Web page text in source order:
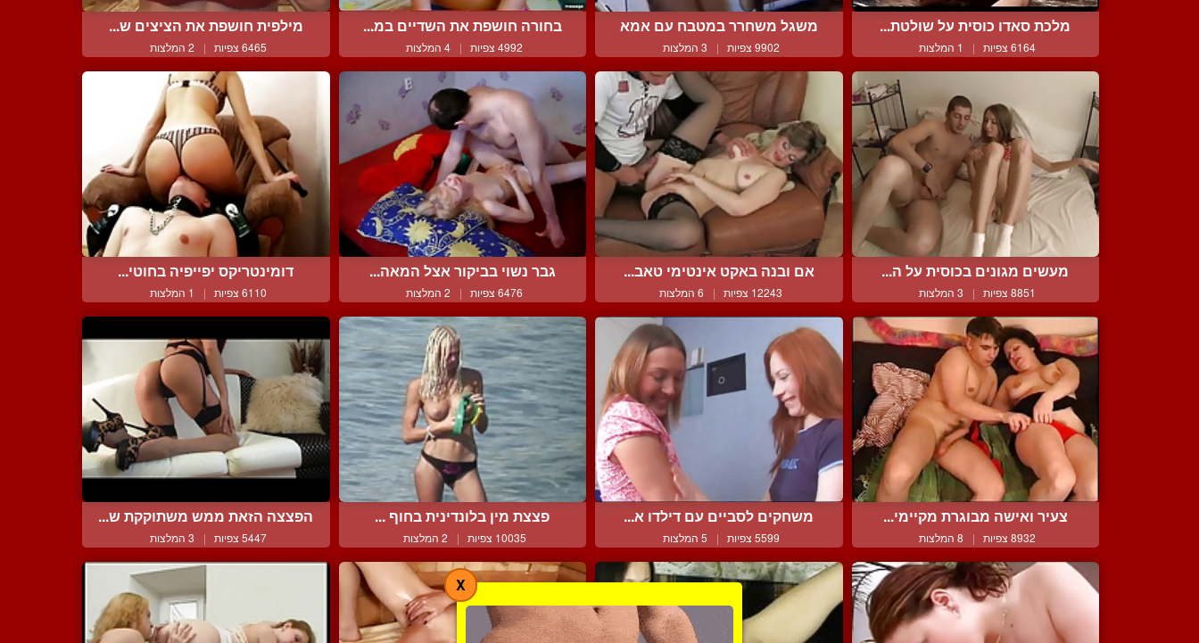
מלכת סאדו כוסית על שולטת...
6164 צפיות | 1 המלצות
משגל משחרר במטבח עם אמא
9902 צפיות | 3 המלצות
בחורה חושפת את השדיים במ...
4992 צפיות | 4 המלצות
מילפית חושפת את הציצים ש...
6465 צפיות | 2 המלצות
מעשים מגונים בכוסית על ה...
8851 צפיות | 3 המלצות
אם ובנה באקט אינטימי טאב...
12243 צפיות | 6 המלצות
גבר נשוי בביקור אצל המאה...
6476 צפיות | 2 המלצות
דומינטריקס יפייפיה בחוטי...
6110 צפיות | 1 המלצות
צעיר ואישה מבוגרת מקיימי...
8932 צפיות | 8 המלצות
משחקים לסביים עם דילדו א...
5599 צפיות | 5 המלצות
פצצת מין בלונדינית בחוף ...
10035 צפיות | 2 המלצות
הפצצה הזאת ממש משתוקקת ש...
5447 צפיות | 3 המלצות
X